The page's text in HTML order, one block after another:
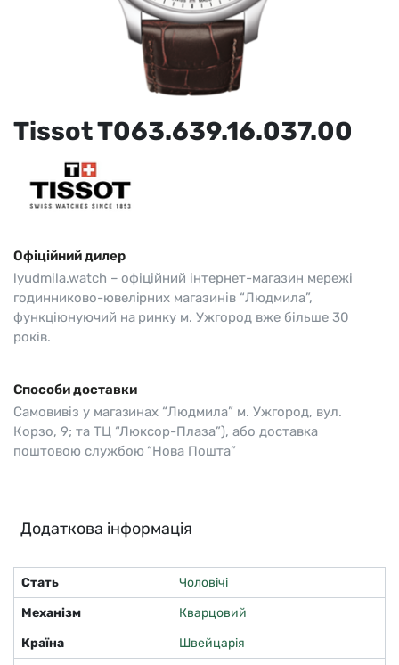
Tissot T063.639.16.037.00
Офіційний дилер
lyudmila.watch – офіційний інтернет-магазин мережі
годинниково-ювелірних магазинів “Людмила”,
функціюнуючий на ринку м. Ужгород вже більше 30
років.
Способи доставки
Самовивіз у магазинах “Людмила” м. Ужгород, вул.
Корзо, 9; та ТЦ “Люксор-Плаза”), або доставка
поштовою службою “Нова Пошта”
Додаткова інформація
Стать
Чоловічі
Механізм
Кварцовий
Країна
Швейцарія